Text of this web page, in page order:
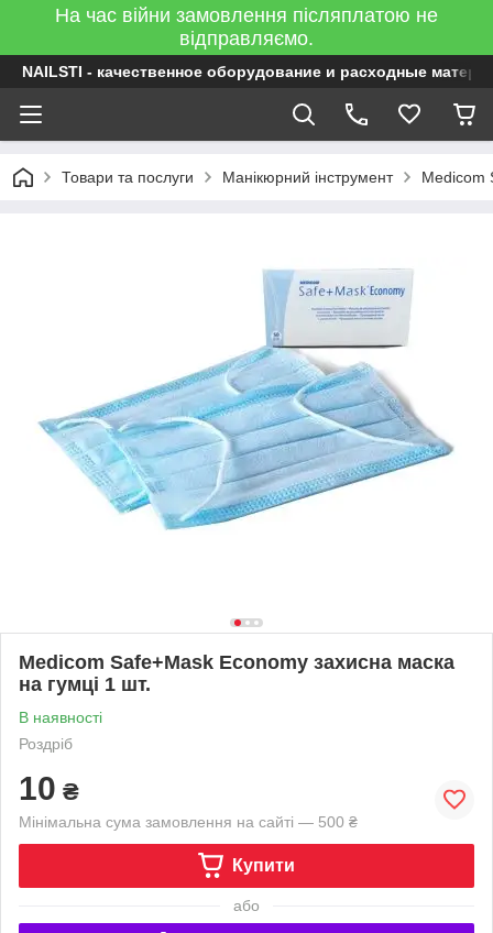
На час війни замовлення післяплатою не
відправляємо.
NAILSTI - качественное оборудование и расходные
Товари та послуги Манікюрний інструмент Medicom
Medicom Safe+Mask Economy захисна маска
на гумці 1 шт.
В наявності
Роздріб
10 ₴
Мінімальна сума замовлення на сайті — 500 ₴
Купити
або